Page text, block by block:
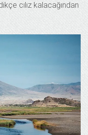
cılız kalacağından